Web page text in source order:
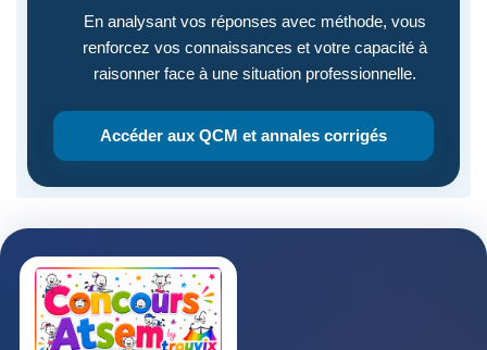
En analysant vos réponses avec méthode, vous
renforcez vos connaissances et votre capacité à
raisonner face à une situation professionnelle.
Accéder aux QCM et annales corrigés